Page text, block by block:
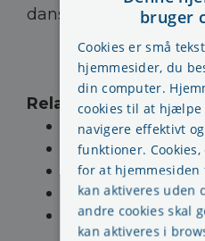
danskere livet.
Relaterede sider:
Blodtryk måles
Drop pillerne
Et enkelt
Blodpropper
Blodprop og
bruger
Cookies er små
hjemmesider, du
din computer.
cookies til at hjælpe
navigere effektivt
funktioner.
for at
kan aktiveres uden
andre cookies skal
kan aktiveres i